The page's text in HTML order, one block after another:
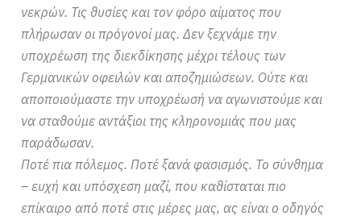
νεκρών. Τις θυσίες και τον φόρο αίματος που
πλήρωσαν οι πρόγονοί μας. Δεν ξεχνάμε την
υποχρέωση της διεκδίκησης μέχρι τέλους των
Γερμανικών οφειλών και αποζημιώσεων. Ούτε και
αποποιούμαστε την υποχρέωσή να αγωνιστούμε και
να σταθούμε αντάξιοι της κληρονομιάς που μας
παράδωσαν.
Ποτέ πια πόλεμος. Ποτέ ξανά φασισμός. Το σύνθημα
– ευχή και υπόσχεση μαζί, που καθίσταται πιο
επίκαιρο από ποτέ στις μέρες μας, ας είναι ο οδηγός